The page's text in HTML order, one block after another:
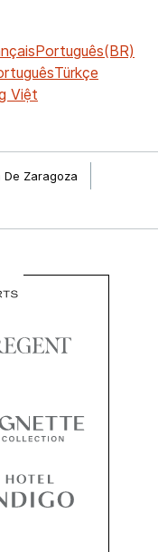
Português(BR)
Türkçe
Việt
De Zaragoza